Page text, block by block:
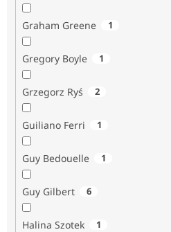
Graham Greene 1
Gregory Boyle 1
Grzegorz Ryś 2
Guiliano Ferri 1
Guy Bedouelle 1
Guy Gilbert 6
Halina Szotek 1